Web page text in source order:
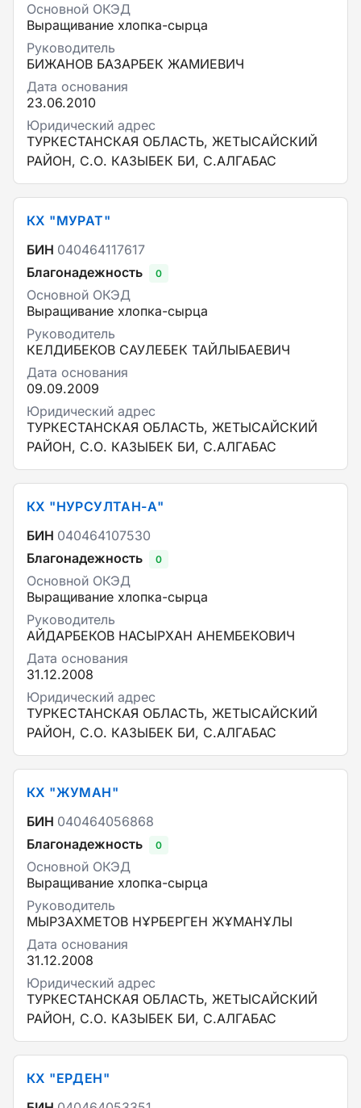
Основной ОКЭД
Выращивание хлопка-сырца
Руководитель
БИЖАНОВ БАЗАРБЕК ЖАМИЕВИЧ
Дата основания
23.06.2010
Юридический адрес
ТУРКЕСТАНСКАЯ ОБЛАСТЬ, ЖЕТЫСАЙСКИЙ
РАЙОН, С.О. КАЗЫБЕК БИ, С.АЛГАБАС
КХ "МУРАТ"
БИН 040464117617
Благонадежность
0
Основной ОКЭД
Выращивание хлопка-сырца
Руководитель
КЕЛДИБЕКОВ САУЛЕБЕК ТАЙЛЫБАЕВИЧ
Дата основания
09.09.2009
Юридический адрес
ТУРКЕСТАНСКАЯ ОБЛАСТЬ, ЖЕТЫСАЙСКИЙ
РАЙОН, С.О. КАЗЫБЕК БИ, С.АЛГАБАС
КХ "НУРСУЛТАН-А"
БИН 040464107530
Благонадежность
0
Основной ОКЭД
Выращивание хлопка-сырца
Руководитель
АЙДАРБЕКОВ НАСЫРХАН АНЕМБЕКОВИЧ
Дата основания
31.12.2008
Юридический адрес
ТУРКЕСТАНСКАЯ ОБЛАСТЬ, ЖЕТЫСАЙСКИЙ
РАЙОН, С.О. КАЗЫБЕК БИ, С.АЛГАБАС
КХ "ЖУМАН"
БИН 040464056868
Благонадежность
0
Основной ОКЭД
Выращивание хлопка-сырца
Руководитель
МЫРЗАХМЕТОВ НҰРБЕРГЕН ЖҰМАНҰЛЫ
Дата основания
31.12.2008
Юридический адрес
ТУРКЕСТАНСКАЯ ОБЛАСТЬ, ЖЕТЫСАЙСКИЙ
РАЙОН, С.О. КАЗЫБЕК БИ, С.АЛГАБАС
КХ "ЕРДЕН"